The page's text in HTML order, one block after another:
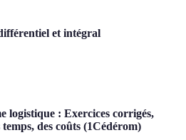
et intégral
logistique : Exercices corrigés,
des coûts (1Cédérom)